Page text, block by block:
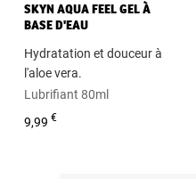
SKYN AQUA FEEL GEL À
BASE D'EAU
Hydratation et douceur à
l'aloe vera.
Lubrifiant 80ml
9,99€